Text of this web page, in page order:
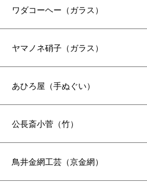
ワダコーヘー（ガラス）
ヤマノネ硝子（ガラス）
あひろ屋（手ぬぐい）
公長斎小菅（竹）
鳥井金網工芸（京金網）